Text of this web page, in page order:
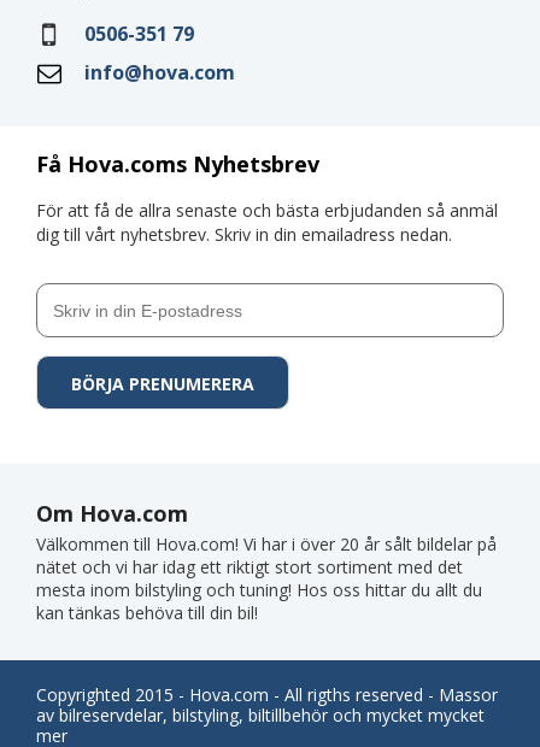
Få Hova.coms Nyhetsbrev
För att få de allra senaste och bästa erbjudanden så anmäl
dig till vårt nyhetsbrev. Skriv in din emailadress nedan.
0506-351 79
info@hova.com
Om Hova.com
Välkommen till Hova.com! Vi har i över 20 år sålt bildelar på
nätet och vi har idag ett riktigt stort sortiment med det
mesta inom bilstyling och tuning! Hos oss hittar du allt du
kan tänkas behöva till din bil!
Copyrighted 2015 - Hova.com - All rigths reserved - Massor
av bilreservdelar, bilstyling, biltillbehör och mycket mycket
mer